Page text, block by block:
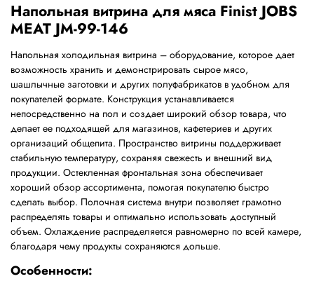
Напольная витрина для мяса Finist JOBS
MEAT JM-99-146
Напольная холодильная витрина – оборудование, которое дает
возможность хранить и демонстрировать сырое мясо,
шашлычные заготовки и других полуфабрикатов в удобном для
покупателей формате. Конструкция устанавливается
непосредственно на пол и создает широкий обзор товара, что
делает ее подходящей для магазинов, кафетериев и других
организаций общепита. Пространство витрины поддерживает
стабильную температуру, сохраняя свежесть и внешний вид
продукции. Остекленная фронтальная зона обеспечивает
хороший обзор ассортимента, помогая покупателю быстро
сделать выбор. Полочная система внутри позволяет грамотно
распределять товары и оптимально использовать доступный
объем. Охлаждение распределяется равномерно по всей камере,
благодаря чему продукты сохраняются дольше.
Особенности: